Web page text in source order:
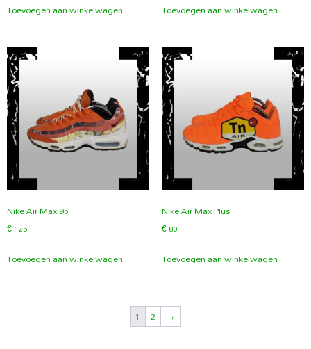
Toevoegen aan winkelwagen Toevoegen aan winkelwagen
Nike Air Max 95
€ 125
Toevoegen aan winkelwagen
Nike Air Max Plus
€80
Toevoegen aan winkelwagen
1 2 →